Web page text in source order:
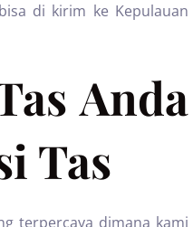
di kirim ke Kepulauan
Anda
Tas
terpercaya dimana kami